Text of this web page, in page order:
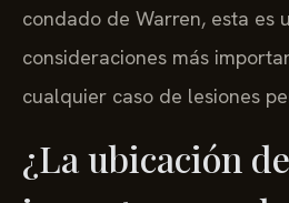
condado de Warren, esta es
consideraciones más
cualquier caso de lesiones
¿La ubicación